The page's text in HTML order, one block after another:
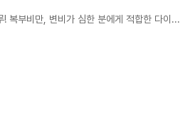
대봉당약품공업의 나이시토루! 복부비만, 변비가 심한 분에게 적합한 다이어트 약품